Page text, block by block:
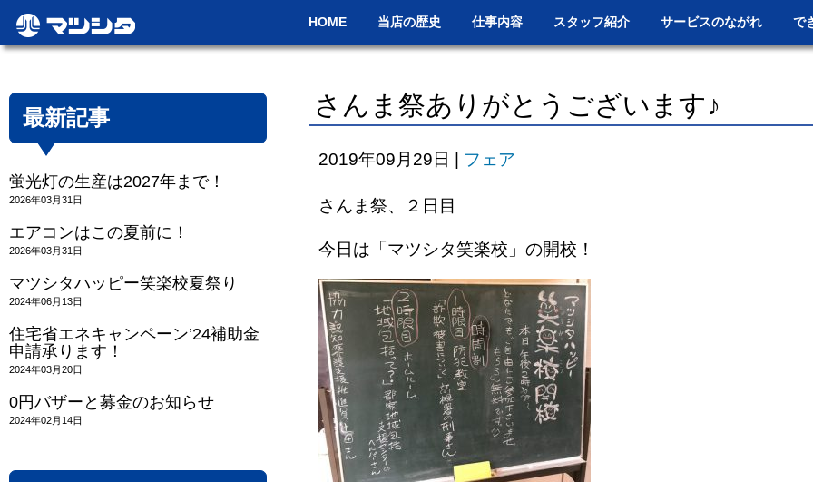
HOME 当店の歴史 仕事内容 スタッフ紹介 サービスのながれ で
さんま祭ありがとうございます♪
2019年09月29日 フェア
さんま祭、２日目
今日は「マツシタ笑楽校」の開校！
最新記事
蛍光灯の生産は2027年まで！
2026年03月31日
エアコンはこの夏前に！
2026年03月31日
マツシタハッピー笑楽校夏祭り
2024年06月13日
住宅省エネキャンペーン’24補助金
申請承ります！
2024年03月20日
0円バザーと募金のお知らせ
2024年02月14日